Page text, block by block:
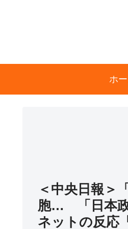
ホ
＜中央日報＞
胞… 「日本政
ネットの反応